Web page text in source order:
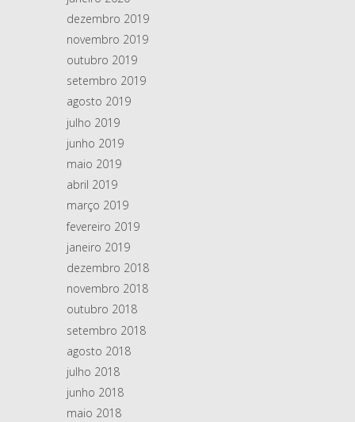
dezembro 2019
novembro 2019
outubro 2019
setembro 2019
agosto 2019
julho 2019
junho 2019
maio 2019
abril 2019
março 2019
fevereiro 2019
janeiro 2019
dezembro 2018
novembro 2018
outubro 2018
setembro 2018
agosto 2018
julho 2018
junho 2018
maio 2018